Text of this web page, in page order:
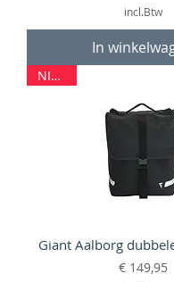
incl.Btw
In
NIEUW
Giant Aalborg
Prijs
€ 149,95